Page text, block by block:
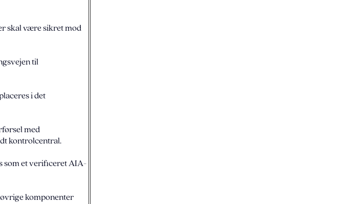
skal være sikret mod
til
i det
med
kontrolcentral.
som et verificeret AIA-
komponenter